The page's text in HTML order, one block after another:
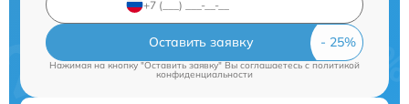
Оставить заявку
Нажимая на кнопку "Оставить заявку" Вы соглашаетесь cполитикой
конфиденциальности